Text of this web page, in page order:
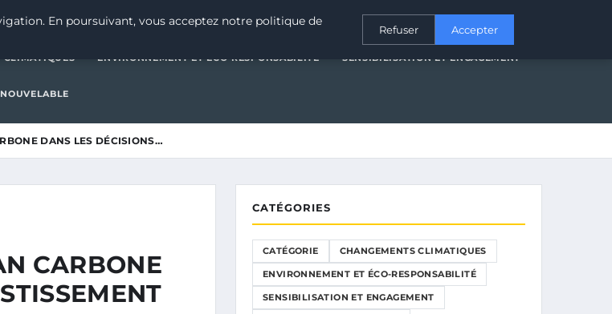
CHANGEMENTS CLIMATIQUES ENVIRONNEMENT ET ÉCO-RESPONSABILITÉSENSIBILISATION ET ENGAGEMENT
CLIMATIQUES ENVIRONNEMENT ET ÉCO-RESPONSABILITÉ SENSIBILISATION ET ENGAGEMENT
DANS LES DÉCISIONS…
CARBONE
CATÉGORIES
CATÉGORIE CHANGEMENTS CLIMATIQUES
ENVIRONNEMENT ET ÉCO-RESPONSABILITÉ
SENSIBILISATION ET ENGAGEMENT
En poursuivant, vous acceptez notre politique de
Refuser Accepter